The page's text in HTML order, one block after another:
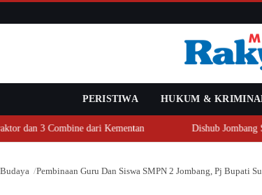
Cari
PERISTIWA HUKUM &
3 Combine dari Kementan Dishub Jombang Sabet
Pembinaan Guru Dan Siswa SMPN 2 Jombang, Pj Bupati